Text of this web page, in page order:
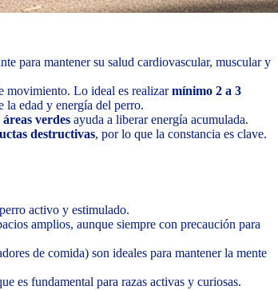
para mantener su salud cardiovascular, muscular y
movimiento. Lo ideal es realizarmínimo 2 a 3
la edad y energía del perro.
verdes ayuda a liberar energía acumulada.
destructivas, por lo que la constancia es clave.
activo y estimulado.
amplios, aunque siempre con precaución para
de comida) son ideales para mantener la mente
es fundamental para razas activas y curiosas.